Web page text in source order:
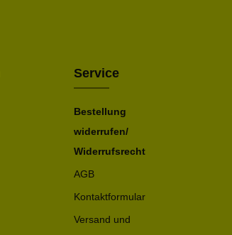
Service
Bestellung
widerrufen/
Widerrufsrecht
AGB
Kontaktformular
Versand und